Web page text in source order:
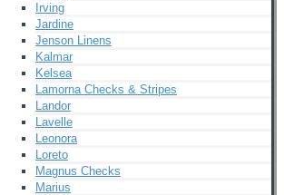
Irving
Jardine
Jenson Linens
Kalmar
Kelsea
Lamorna Checks & Stripes
Landor
Lavelle
Leonora
Loreto
Magnus Checks
Marius